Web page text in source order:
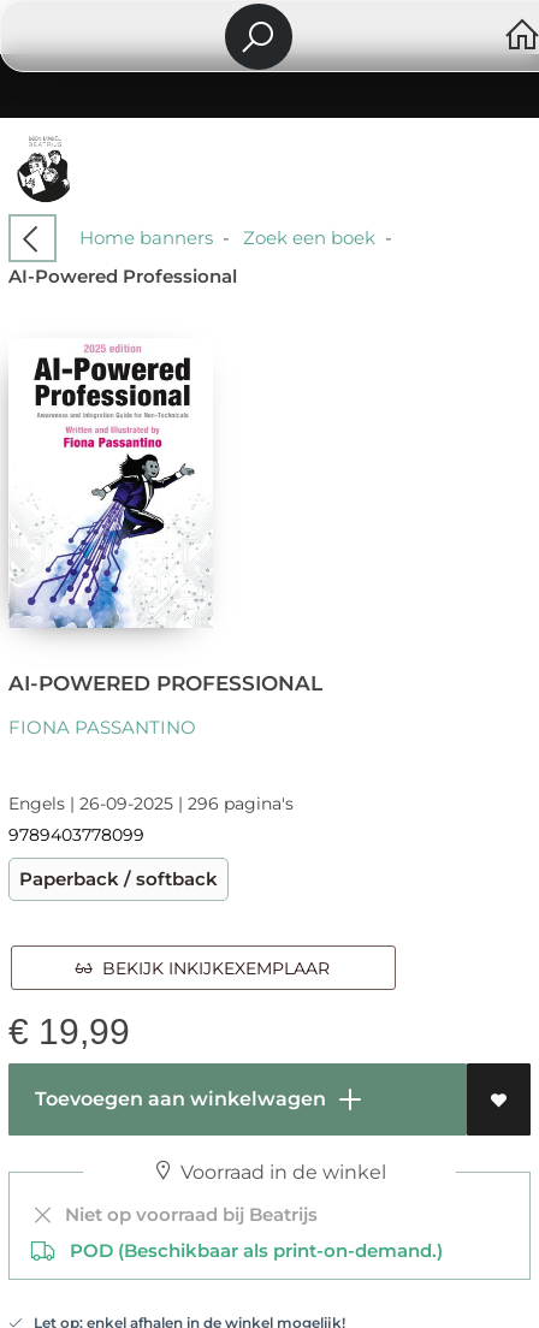
Home banners- Zoek een boek-
AI-Powered Professional
AI-POWERED PROFESSIONAL
FIONA PASSANTINO
Engels | 26-09-2025 | 296 pagina's
9789403778099
Paperback / softback
BEKIJK INKIJKEXEMPLAAR
€ 19,99
Toevoegen aan winkelwagen
Voorraad in de winkel
Niet op voorraad bij Beatrijs
POD (Beschikbaar als print-on-demand.)
Let op: enkel afhalen in de winkel mogelijk!